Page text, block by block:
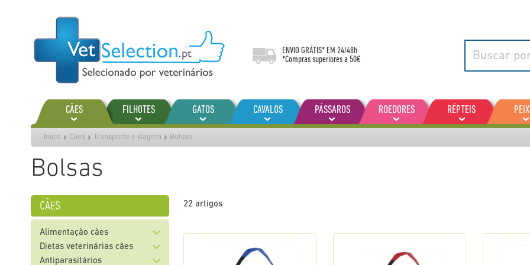
ENVIO GRÁTIS* EM 24/48h
*Compras superiores a 50€
CÃES FILHOTES GATOS CAVALOS PÁSSAROS ROEDORES RÉPTEIS
Início Cães Transporte e viagem Bolsas
Bolsas
22 artigos
cães
Alimentação cães
Dietas veterinárias cães
Antiparasitários